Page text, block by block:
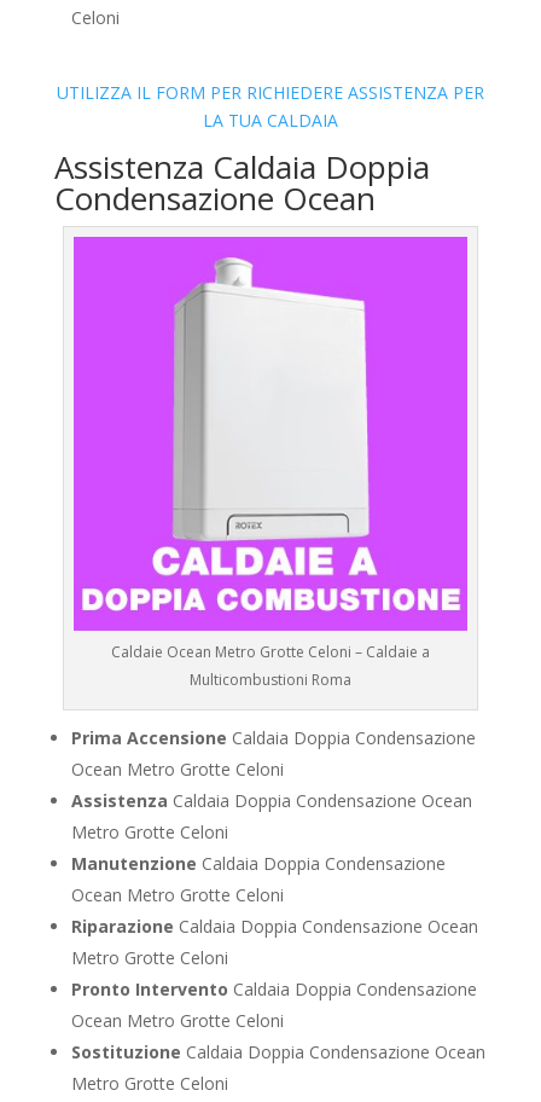
Celoni
UTILIZZA IL FORM PER RICHIEDERE ASSISTENZA PER
LA TUA CALDAIA
Assistenza Caldaia Doppia
Condensazione Ocean
Caldaie Ocean Metro Grotte Celoni – Caldaie a
Multicombustioni Roma
Prima Accensione Caldaia Doppia Condensazione
Ocean Metro Grotte Celoni
Assistenza Caldaia Doppia Condensazione Ocean
Metro Grotte Celoni
Manutenzione Caldaia Doppia Condensazione
Ocean Metro Grotte Celoni
Riparazione Caldaia Doppia Condensazione Ocean
Metro Grotte Celoni
Pronto Intervento Caldaia Doppia Condensazione
Ocean Metro Grotte Celoni
Sostituzione Caldaia Doppia Condensazione Ocean
Metro Grotte Celoni